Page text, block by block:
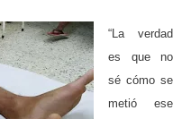
“La verdad
es que no
sé cómo se
metió ese